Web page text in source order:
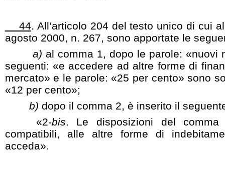
44. All’articolo 204 del testo unico di cui
agosto 2000, n. 267, sono apportate le
a) al comma 1, dopo le parole: «nuovi
seguenti: «e accedere ad altre forme di
mercato» e le parole: «25 per cento» sono
«12 per cento»;
b) dopo il comma 2, è inserito il
«2-bis. Le disposizioni del
compatibili, alle altre forme di
acceda».